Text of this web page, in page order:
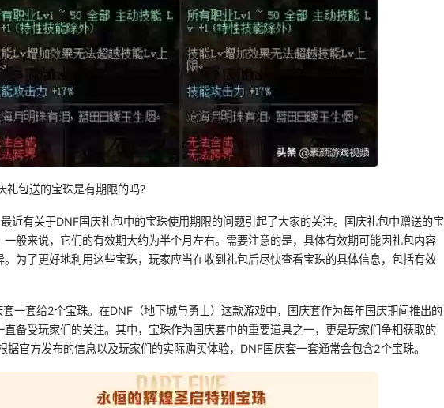
礼包送的宝珠是有期限的吗?
近有关于DNF国庆礼包中的宝珠使用期限的问题引起了大家的关注。国庆礼包中赠送的宝
一般来说，它们的有效期大约为半个月左右。需要注意的是，具体有效期可能因礼包内容
。为了更好地利用这些宝珠，玩家应当在收到礼包后尽快查看宝珠的具体信息，包括有效
一套给2个宝珠。在DNF（地下城与勇士）这款游戏中，国庆套作为每年国庆期间推出的
直备受玩家们的关注。其中，宝珠作为国庆套中的重要道具之一，更是玩家们争相获取的
据官方发布的信息以及玩家们的实际购买体验，DNF国庆套一套通常会包含2个宝珠。